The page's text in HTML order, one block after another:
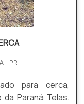
- PR
para cerca,
Paraná Telas.